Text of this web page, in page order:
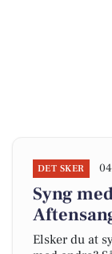
DET SKER
Syng
Elsker du at